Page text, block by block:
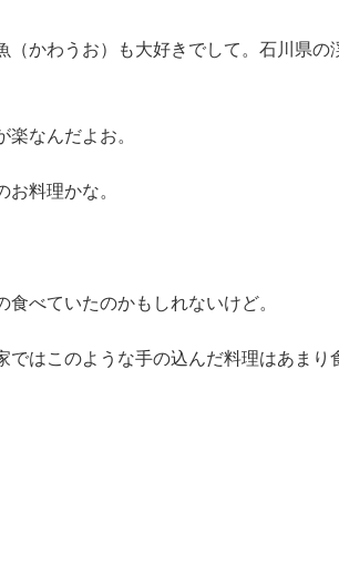
かわうお）も大好きでして。石川県
なんだよお。
料理かな。
べていたのかもしれないけど。
はこのような手の込んだ料理はあま